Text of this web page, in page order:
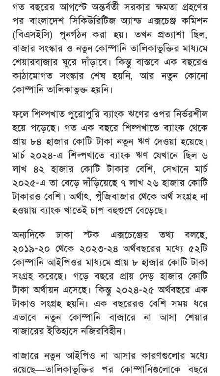
গত বছরের আগস্টে অন্তর্বর্তী সরকার ক্ষমতা গ্রহণের
পর বাংলাদেশ সিকিউরিটিজ অ্যান্ড এক্সচেঞ্জ কমিশন
(বিএসইসি) পুনর্গঠন করা হয়। তখন প্রত্যাশা ছিল,
বাজার সংস্কার ও নতুন কোম্পানি তালিকাভুক্তির মাধ্যমে
শেয়ারবাজার ঘুরে দাঁড়াবে। কিন্তু বাস্তবে এক বছরেও
কাঠামোগত সংস্কার শেষ হয়নি, আর নতুন কোনো
কোম্পানি তালিকাভুক্ত হয়নি।
ফলে শিল্পখাত পুরোপুরি ব্যাংক ঋণের ওপর নির্ভরশীল
হয়ে পড়েছে। গত এক বছরে শিল্পখাতে ব্যাংক থেকে
প্রায় ৮৪ হাজার কোটি টাকা নতুন ঋণ দেওয়া হয়েছে।
মার্চ ২০২৪-এ শিল্পখাতে ব্যাংক ঋণ যেখানে ছিল ৬
লাখ ৪২ হাজার কোটি টাকার বেশি, সেখানে মার্চ
২০২৫-এ তা বেড়ে দাঁড়িয়েছে ৭ লাখ ২৬ হাজার কোটি
টাকারও বেশি। অর্থাৎ, পুঁজিবাজার থেকে অর্থ সংগ্রহ না
হওয়ায় ব্যাংক খাতেই চাপ বহুগুণে বেড়েছে।
অন্যদিকে ঢাকা স্টক এক্সচেঞ্জের তথ্য বলছে,
২০১৯-২০ থেকে ২০২৩-২৪ অর্থবছরের মধ্যে ৫২টি
কোম্পানি আইপিওর মাধ্যমে প্রায় ৮ হাজার কোটি টাকা
সংগ্রহ করেছে। গড়ে বছরে প্রায় দেড় হাজার কোটি
টাকা অর্থায়ন এসেছে। কিন্তু ২০২৪-২৫ অর্থবছরে এক
টাকাও সংগ্রহ হয়নি। এক বছরেরও বেশি সময় ধরে
এভাবে নতুন কোম্পানি বাজারে না আসা শেয়ার
বাজারের ইতিহাসে নজিরবিহীন।
বাজারে নতুন আইপিও না আসার কারণগুলোর মধ্যে
রয়েছে—তালিকাভুক্তির পর কোম্পানিগুলোকে বছরে